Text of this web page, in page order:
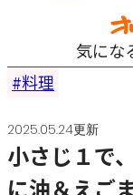
気にな
料理
2025.05.24更新
小さじ１で
に油＆えご